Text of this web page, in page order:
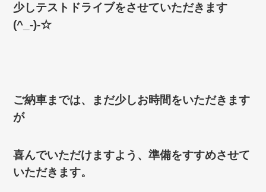
少しテストドライブをさせていただきます
(^_-)-☆
ご納車までは、まだ少しお時間をいただきます
が
喜んでいただけますよう、準備をすすめさせて
いただきます。